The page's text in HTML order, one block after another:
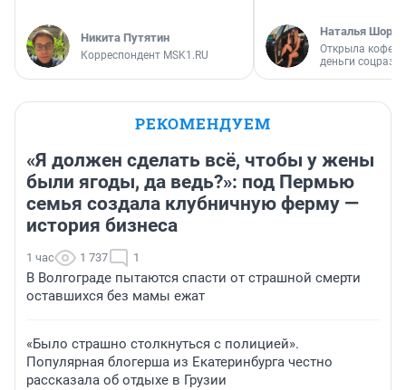
Никита Путятин
Корреспондент MSK1.RU
Наталья
Открыла
деньги
РЕКОМЕНДУЕМ
«Я должен сделать всё, чтобы у жены
были ягоды, да ведь?»: под Пермью
семья создала клубничную ферму —
история бизнеса
1 час 1 737 1
В Волгограде пытаются спасти от страшной смерти
оставшихся без мамы ежат
«Было страшно столкнуться с полицией».
Популярная блогерша из Екатеринбурга честно
рассказала об отдыхе в Грузии